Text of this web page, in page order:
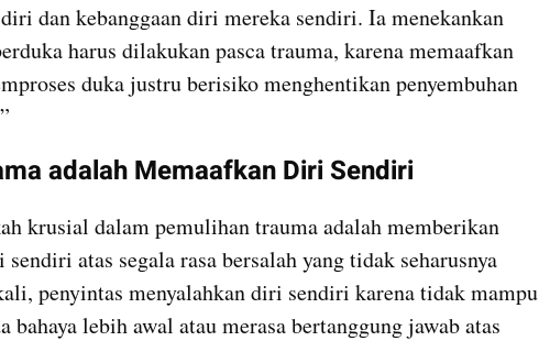
dan kebanggaan diri mereka sendiri. Ia menekankan
harus dilakukan pasca trauma, karena memaafkan
duka justru berisiko menghentikan penyembuhan
adalah Memaafkan Diri Sendiri
krusial dalam pemulihan trauma adalah memberikan
atas segala rasa bersalah yang tidak seharusnya
penyintas menyalahkan diri sendiri karena tidak mampu
bahaya lebih awal atau merasa bertanggung jawab atas